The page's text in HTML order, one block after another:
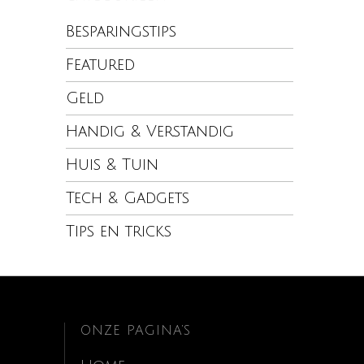
Besparingstips
Featured
Geld
Handig & Verstandig
Huis & Tuin
Tech & Gadgets
Tips en tricks
ONZE PAGINA’S